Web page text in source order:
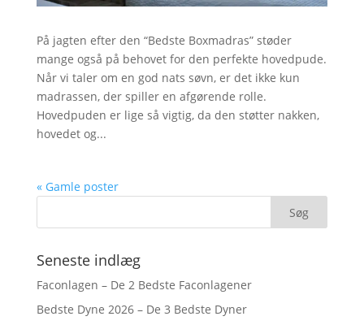
På jagten efter den “Bedste Boxmadras” støder
mange også på behovet for den perfekte hovedpude.
Når vi taler om en god nats søvn, er det ikke kun
madrassen, der spiller en afgørende rolle.
Hovedpuden er lige så vigtig, da den støtter nakken,
hovedet og...
« Gamle poster
Seneste indlæg
Faconlagen – De 2 Bedste Faconlagener
Bedste Dyne 2026 – De 3 Bedste Dyner